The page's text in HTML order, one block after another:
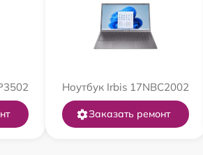
Ноутбук Irbis 17NBC2002
Заказать ремонт